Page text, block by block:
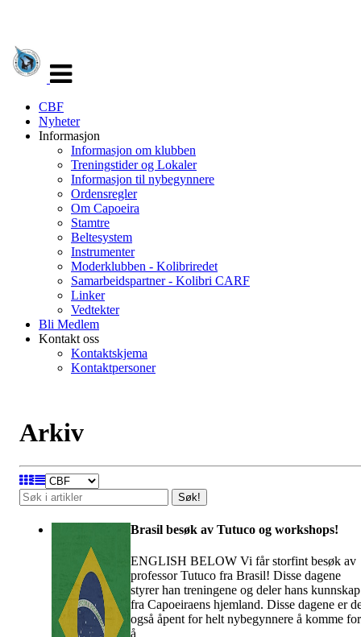
navigasjon
CBF
Nyheter
Informasjon
Informasjon om klubben
Treningstider og Lokaler
Informasjon til nybegynnere
Ordensregler
Om Capoeira
Stamtre
Beltesystem
Instrumenter
Moderklubben - Kolibriredet
Samarbeidspartner - Kolibri CARF
Linker
Vedtekter
Bli Medlem
Kontakt oss
Kontaktskjema
Kontaktpersoner
Arkiv
Søk!
Brasil besøk av Tutuco og workshops!
ENGLISH BELOW Vi får storfint besøk av
professor Tutuco fra Brasil! Disse dagene
styrer han treningene og deler hans kunnskap
fra Capoeiraens hjemland. Disse dagene er
også åpent for helt nybegynnere å komme for
å